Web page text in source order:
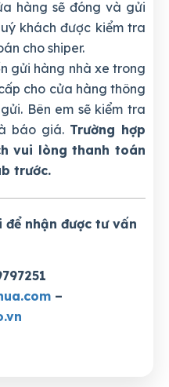
hàng sẽ đóng và gửi
khách được kiểm tra
cho shiper.
gửi hàng nhà xe trong
cho cửa hàng thông
Bên em sẽ kiểm tra
báo giá. Trường hợp
vui lòng thanh toán
trước.
nhận được tư vấn
–